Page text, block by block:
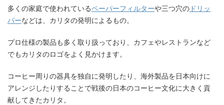
多くの家庭で使われているペーパーフィルターや三つ穴の ドリッ
パーなどは、カリタの発明によるもの。
プロ仕様の製品も多く取り扱っており、カフェやレストランなど
でもカリタのロゴをよく見かけます。
コーヒー周りの器具を独自に発明したり、海外製品を日本向けに
アレンジしたりすることで戦後の日本のコーヒー文化に大きく貢
献してきたカリタ。